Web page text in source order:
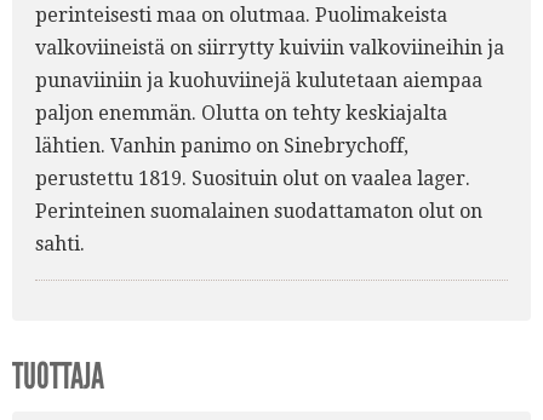
perinteisesti maa on olutmaa. Puolimakeista
valkoviineistä on siirrytty kuiviin valkoviineihin ja
punaviiniin ja kuohuviinejä kulutetaan aiempaa
paljon enemmän. Olutta on tehty keskiajalta
lähtien. Vanhin panimo on Sinebrychoff,
perustettu 1819. Suosituin olut on vaalea lager.
Perinteinen suomalainen suodattamaton olut on
sahti.
TUOTTAJA